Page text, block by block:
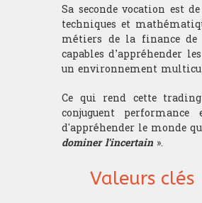
Sa seconde vocation est de
techniques et
métiers de la finance de
capables d’appréhender
un environnement
Ce qui rend cette
conjuguent
d'appréhender le monde
dominer l'incertain ».
Valeurs clés